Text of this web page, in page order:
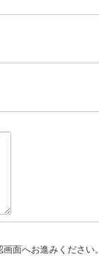
面へお進みください。